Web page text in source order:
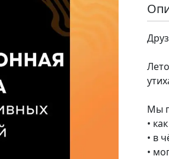
Мы
•
• в
•